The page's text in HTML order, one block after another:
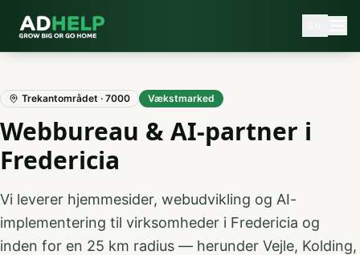
Trekantområdet · 7000 Vækstmarked
Webbureau & AI-partner i
Fredericia
Vi leverer hjemmesider, webudvikling og AI-
implementering til virksomheder i Fredericia og
inden for en 25 km radius — herunder Vejle, Kolding,